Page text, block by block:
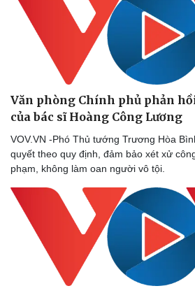
Văn phòng Chính phủ phản
của bác sĩ Hoàng Công Lương
VOV.VN -Phó Thủ tướng Trương Hòa
quyết theo quy định, đảm bảo xét xử
phạm, không làm oan người vô tội.